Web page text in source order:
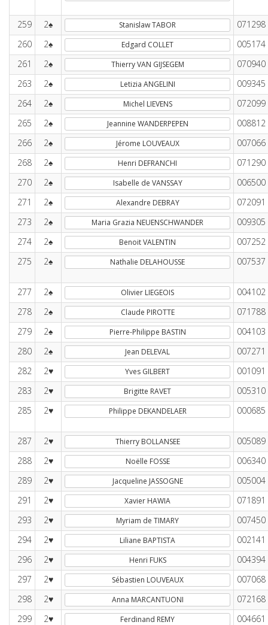
259 2♠ Stanislaw TABOR
071298
260
2♠ Edgard COLLET
005174
261
2♠ Thierry VAN GIJSEGEM
070940
263
2♠ Letizia ANGELINI
009345
264
2♠ Michel LIEVENS
072099
265
2♠ Jeannine WANDERPEPEN
008812
266
2♠ Jérome LOUVEAUX
007066
268
2♠ Henri DEFRANCHI
071290
270
2♠ Isabelle de VANSSAY
006500
271
2♠ Alexandre DEBRAY
072091
273
2♠ Maria Grazia NEUENSCHWANDER
009305
274
2♠ Benoit VALENTIN
007252
275
2♠ Nathalie DELAHOUSSE 007537
277 2♠ Olivier LIEGEOIS
004102
278
2♠ Claude PIROTTE
071788
279
2♠ Pierre-Philippe BASTIN
004103
280
2♠ Jean DELEVAL
007271
282
2♥ Yves GILBERT
001091
283
2♥ Brigitte RAVET
005310
285
2♥ Philippe DEKANDELAER 000685
287 2♥ Thierry BOLLANSEE
005089
288
2♥ Noëlle FOSSE
006340
289
2♥ Jacqueline JASSOGNE
005004
291
2♥ Xavier HAWIA
071891
293
2♥ Myriam de TIMARY
007450
294
2♥ Liliane BAPTISTA
002141
296
2♥ Henri FUKS
004394
297
2♥ Sébastien LOUVEAUX
007068
298
2♥ Anna MARCANTUONI
072168
299
2♥ Ferdinand REMY
004661